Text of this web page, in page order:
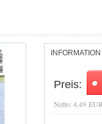
INFORMATION
Preis:
Netto: 4,49 EUR